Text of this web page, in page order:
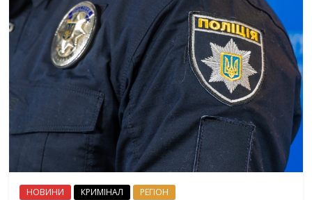
НОВИНИ КРИМІНАЛ РЕГІОН